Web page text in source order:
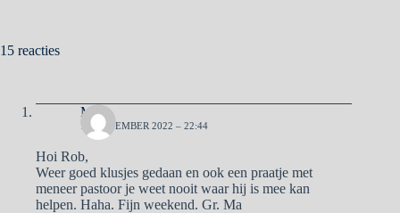
15 reacties
Ma
19 NOVEMBER 2022 – 22:44
Hoi Rob,
Weer goed klusjes gedaan en ook een praatje met
meneer pastoor je weet nooit waar hij is mee kan
helpen. Haha. Fijn weekend. Gr. Ma